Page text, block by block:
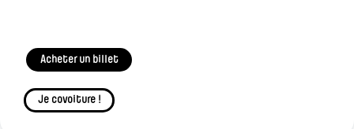
Acheter un billet
Je covoiture !